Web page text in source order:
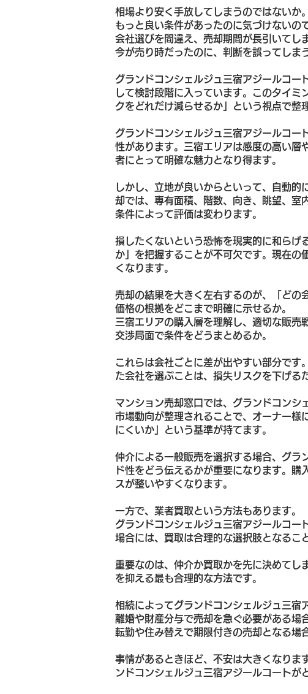
相場より安く手放してしまうのではないか。
もっと良い条件があったのに気づけないの
会社選びを間違え、売却期間が長引いてし
今が売り時だったのに、判断を誤ってしま
グランドコンシェルジュ三宿アジールコー
して検討段階に入っています。このタイ
クをどれだけ減らせるか」という視点で整
グランドコンシェルジュ三宿アジールコー
性があります。三宿エリアは感度の高い層
者にとって明確な魅力となり得ます。
しかし、立地が良いからといって、自動
却では、専有面積、階数、向き、眺望、室
条件によって評価は変わります。
損したくないという恐怖を現実的に和らげ
か」を把握することが不可欠です。現在の
くなります。
売却の結果を大きく左右するのが、「どの
価格の根拠をどこまで明確に示せるか。
三宿エリアの購入層を理解し、適切な販売
交渉局面で条件をどうまとめるか。
これらは会社ごとに差が出やすい部分です
た会社を選ぶことは、損失リスクを下げる
マンション売却窓口では、グランドコンシ
市場動向が整理されることで、オーナー様
にくいか」という基準が持てます。
仲介による一般販売を選択する場合、グラ
ド性をどう伝えるかが重要になります。
スが整いやすくなります。
一方で、業者買取という方法もあります。
グランドコンシェルジュ三宿アジールコー
場合には、買取は合理的な選択肢となるこ
重要なのは、仲介か買取かを先に決めてし
を抑える最も合理的な方法です。
相続によってグランドコンシェルジュ三宿
離婚や財産分与で売却を急ぐ必要がある場合
転勤や住み替えで期限付きの売却となる場合
事情があるときほど、不安は大きくなりま
ンドコンシェルジュ三宿アジールコートが